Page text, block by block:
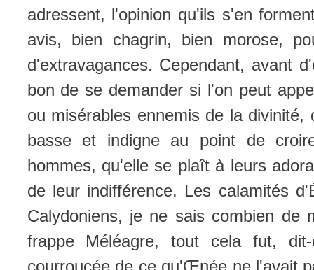
adressent, l'opinion qu'ils s'en
avis, bien chagrin, bien morose,
d'extravagances. Cependant, avant
bon de se demander si l'on peut
ou misérables ennemis de la
basse et indigne au point de
hommes, qu'elle se plaît à leurs
de leur indifférence. Les calamités
Calydoniens, je ne sais combien de
frappe Méléagre, tout cela fut,